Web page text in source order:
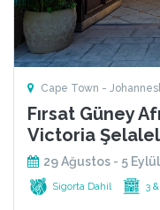
Cape Town -
Fırsat Güney
Victoria
29 Ağustos - 5
Sigorta Dahil 3